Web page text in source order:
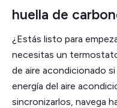
huella de
¿Estás listo para
necesitas un
de aire acondicionado
energía del aire
sincronizarlos, navega